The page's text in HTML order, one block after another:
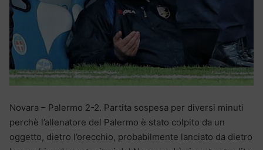
Novara – Palermo 2-2. Partita sospesa per diversi minuti
perchè l’allenatore del Palermo è stato colpito da un
oggetto, dietro l’orecchio, probabilmente lanciato da dietro